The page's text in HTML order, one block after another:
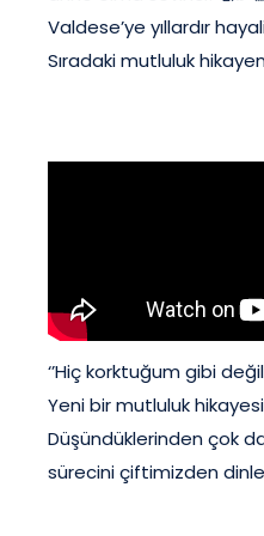
Valdese’ye yıllardır
Sıradaki mutluluk
‘’Hiç korktuğum gibi
Yeni bir mutluluk hikayesi
Düşündüklerinden çok
sürecini çiftimizden